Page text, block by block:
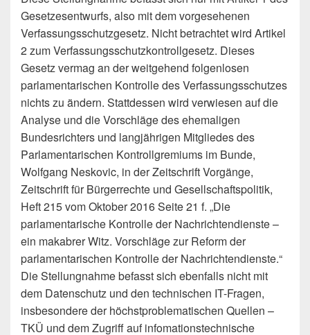
Gesetzesentwurfs, also mit dem vorgesehenen
Verfassungsschutzgesetz. Nicht betrachtet wird Artikel
2 zum Verfassungsschutzkontrollgesetz. Dieses
Gesetz vermag an der weitgehend folgenlosen
parlamentarischen Kontrolle des Verfassungsschutzes
nichts zu ändern. Stattdessen wird verwiesen auf die
Analyse und die Vorschläge des ehemaligen
Bundesrichters und langjährigen Mitgliedes des
Parlamentarischen Kontrollgremiums im Bunde,
Wolfgang Neskovic, in der Zeitschrift Vorgänge,
Zeitschrift für Bürgerrechte und Gesellschaftspolitik,
Heft 215 vom Oktober 2016 Seite 21 f. „Die
parlamentarische Kontrolle der Nachrichtendienste –
ein makabrer Witz. Vorschläge zur Reform der
parlamentarischen Kontrolle der Nachrichtendienste.“
Die Stellungnahme befasst sich ebenfalls nicht mit
dem Datenschutz und den technischen IT-Fragen,
insbesondere der höchstproblematischen Quellen –
TKÜ und dem Zugriff auf infomationstechnische